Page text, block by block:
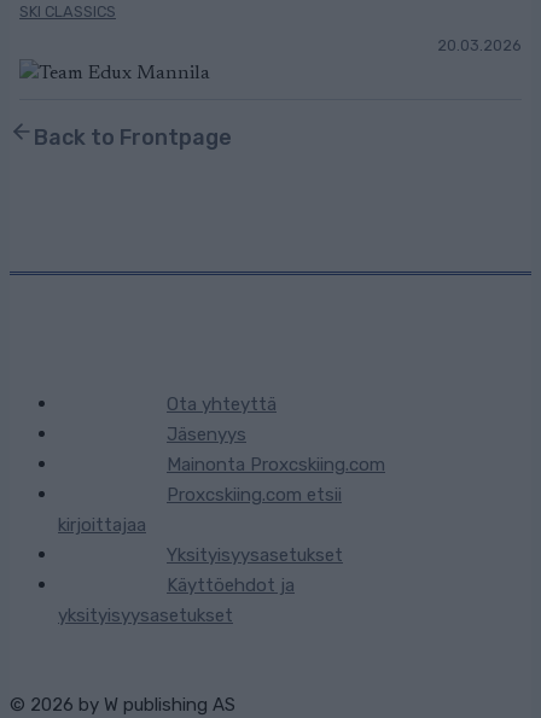
SKI CLASSICS
20.03.2026
Back to Frontpage
Ota yhteyttä
Jäsenyys
Mainonta Proxcskiing.com
Proxcskiing.com etsii
kirjoittajaa
Yksityisyysasetukset
Käyttöehdot ja
yksityisyysasetukset
© 2026 by W publishing AS